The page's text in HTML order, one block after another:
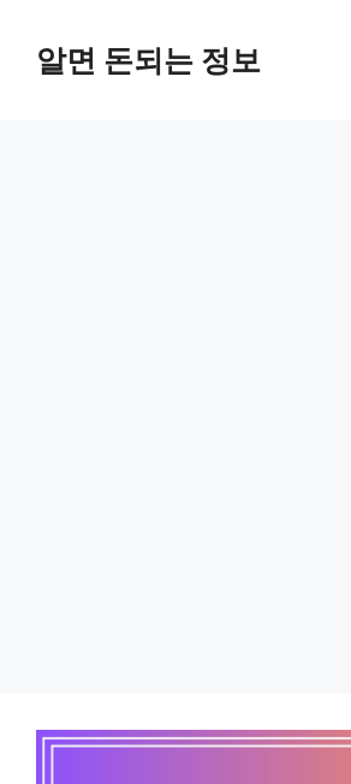
알면 돈되는 정보